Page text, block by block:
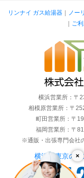
×
リンナイ ガス給湯器｜ ノー
｜ ご
横浜営業所：〒
相模原営業所：〒
町田営業所：〒
福岡営業所：〒
※通販・出張専門会社
横浜・東京のガ